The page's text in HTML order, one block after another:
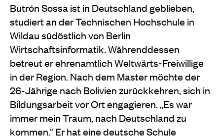
Butrón Sossa ist in Deutschland geblieben,
studiert an der Technischen Hochschule in
Wildau südöstlich von Berlin
Wirtschaftsinformatik. Währenddessen
betreut er ehrenamtlich Weltwärts-Freiwillige
in der Region. Nach dem Master möchte der
26-Jährige nach Bolivien zurückkehren, sich in
Bildungsarbeit vor Ort engagieren. „Es war
immer mein Traum, nach Deutschland zu
kommen.“ Er hat eine deutsche Schule